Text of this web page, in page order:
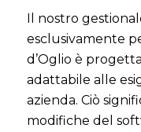
Il nostro
esclusivamente
d’Oglio è
adattabile alle
azienda. Ciò
modifiche del